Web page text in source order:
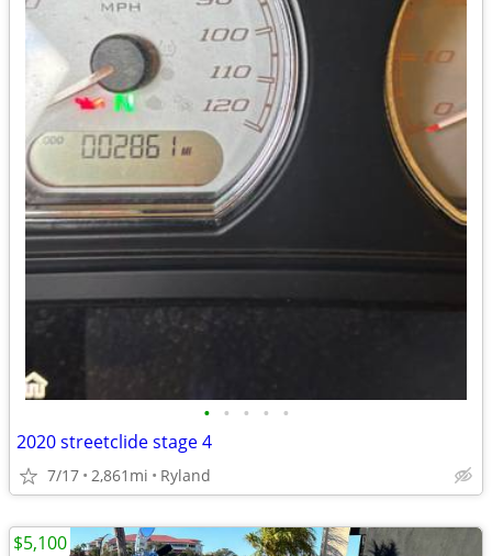
• • • • •
2020 streetclide stage 4
7/17 2,861mi Ryland
$5,100